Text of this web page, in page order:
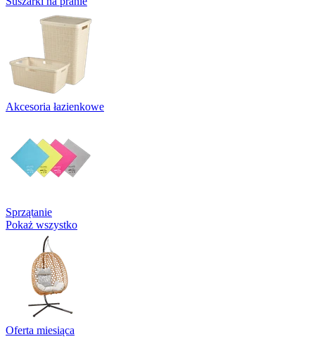
Akcesoria łazienkowe
Sprzątanie
Pokaż wszystko
Oferta miesiąca